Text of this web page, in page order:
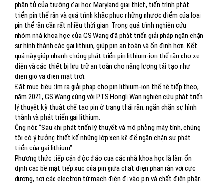
phân tử của trường đại học Maryland giải thích, tiến trình phát
triển pin thể rắn và quá trình khắc phục những nhược điểm của loại
pin thể rắn cần rất nhiều thời gian. Trong quá trình nghiên cứu
nhóm nhà khoa học của GS Wang đã phát triển giải pháp ngăn chặn
sự hình thành các gai lithiun, giúp pin an toàn và ổn định hơn. Kết
quả này giúp nhanh chóng phát triển pin lithium-ion thể rắn cho xe
điện và các thiết bị lưu trữ an toàn cho năng lượng tái tạo như
điện gió và điện mặt trời.
Đặt mục tiêu tìm ra giải pháp cho pin lithium-ion thế hệ tiếp theo,
năm 2021, GS Wang cùng với PTS Hongli Wan nghiên cứu phát triển
lý thuyết kỹ thuật chế tạo pin ở trạng thái rắn, ngăn chặn sự hình
thành và phát triển gai lithium.
Ông nói: “Sau khi phát triển lý thuyết và mô phỏng máy tính, chúng
tôi có ý tưởng thiết kế những lớp xen kẽ để ngăn chặn sự phát
triển của gai lithium”.
Phương thức tiếp cận độc đáo của các nhà khoa học là làm ổn
định các bề mặt tiếp xúc của pin giữa chất điện phân rắn với cực
dương, nơi các electron từ mạch điện đi vào pin và chất điện phân